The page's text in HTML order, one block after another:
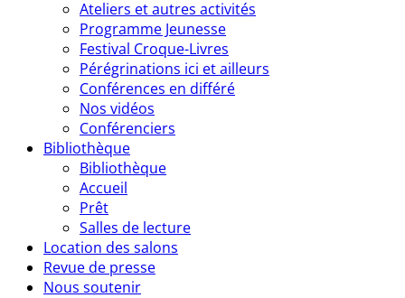
Ateliers et autres activités
Programme Jeunesse
Festival Croque-Livres
Pérégrinations ici et ailleurs
Conférences en différé
Nos vidéos
Conférenciers
Bibliothèque
Bibliothèque
Accueil
Prêt
Salles de lecture
Location des salons
Revue de presse
Nous soutenir